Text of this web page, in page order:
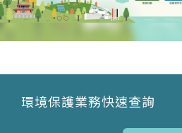
環境保護業務快速查詢